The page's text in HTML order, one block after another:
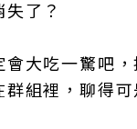
了？
大吃一驚吧
組裡，聊得可